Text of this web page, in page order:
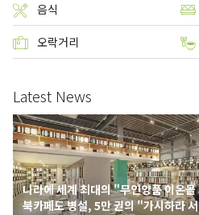
음식
오락거리
Latest News
나라에 세계 최대의 "무인양품 이온
북카페도 병설, 5만 권의 "가시하라